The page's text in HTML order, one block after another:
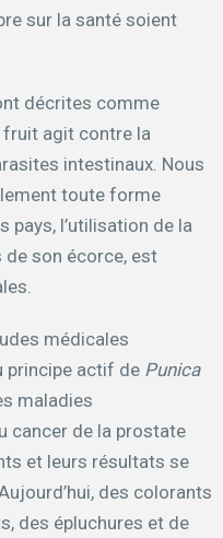
sur la santé soient
décrites comme
agit contre la
intestinaux. Nous
toute forme
pays, l’utilisation de la
son écorce, est
médicales
principe actif de Punica
maladies
cancer de la prostate
et leurs résultats se
des colorants
des épluchures et de